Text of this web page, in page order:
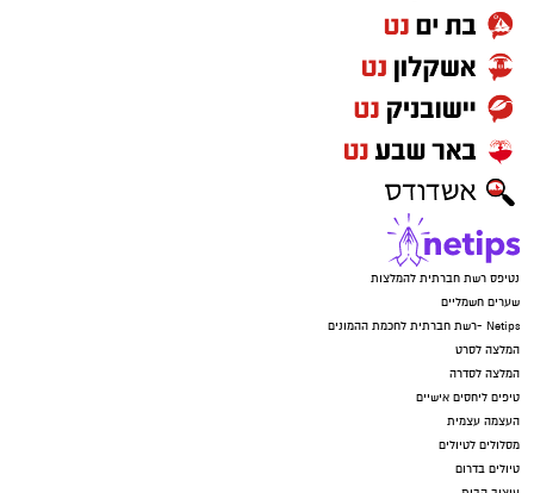
נטיפס רשת חברתית להמלצות
שערים חשמליים
Netips -רשת חברתית לחכמת ההמונים
המלצה לסרט
המלצה לסדרה
טיפים ליחסים אישיים
העצמה עצמית
מסלולים לטיולים
טיולים בדרום